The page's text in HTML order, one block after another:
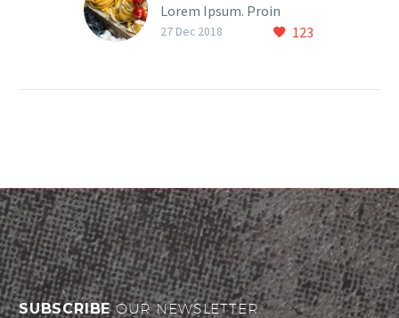
Lorem Ipsum. Proin
gravida nibh vel velit
nibh vulputate cursus a
sit amet mauris.
123
27 Dec 2018
SUBSCRIBEOUR NEWSLETTER